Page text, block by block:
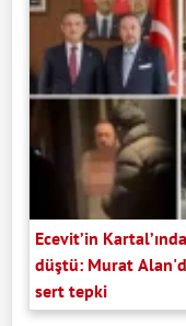
Ecevit’in
düştü: Murat
sert tepki